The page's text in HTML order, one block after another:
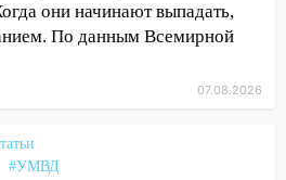
мужчина
страйкбольную
непогода: град
они начинают выпадать,
По данным Всемирной
07.08.2026
#УМВД